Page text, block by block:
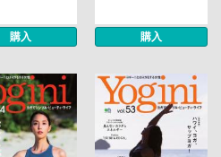
購入 購入